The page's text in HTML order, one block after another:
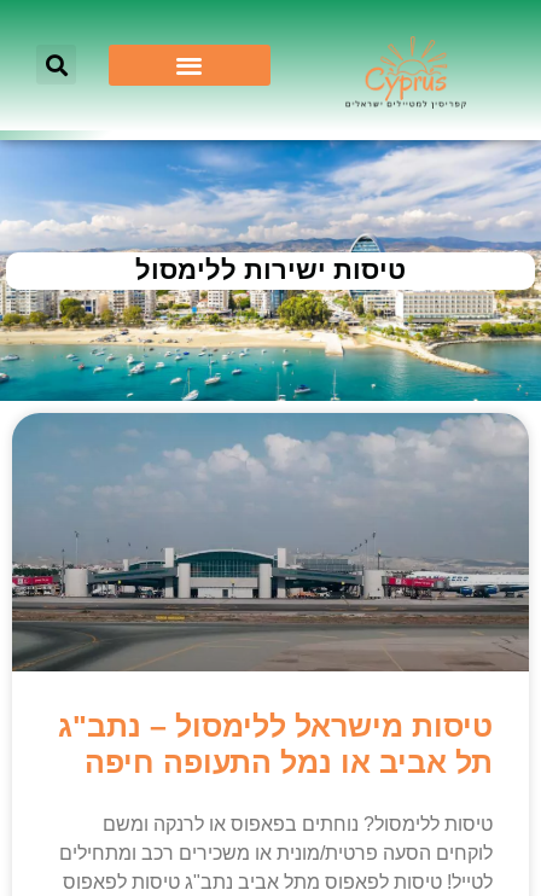
טיסות ישירות ללימסול
טיסות מישראל ללימסול – נתב"ג
תל אביב או נמל התעופה חיפה
טיסות ללימסול? נוחתים בפאפוס או לרנקה ומשם
לוקחים הסעה פרטית/מונית או משכירים רכב ומתחילים
לטייל! טיסות לפאפוס מתל אביב נתב"ג טיסות לפאפוס